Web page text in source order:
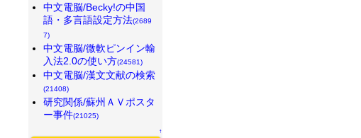
中文電脳/Becky!の中国
語・多言語設定方法(2689
7)
中文電脳/微軟ピンイン輸
入法2.0の使い方(24581)
中文電脳/漢文文献の検索
(21408)
研究関係/蘇州ＡＶポスタ
ー事件(21025)
↑